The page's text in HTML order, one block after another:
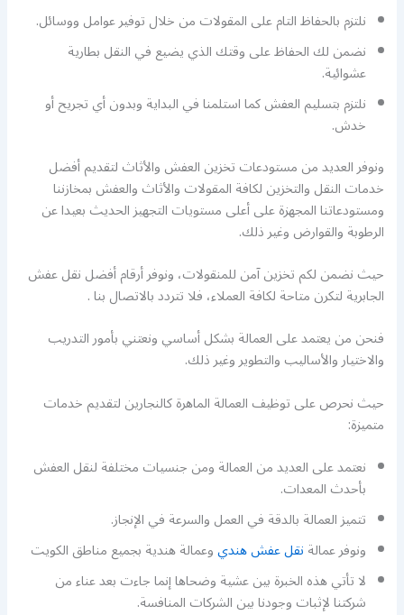
نلتزم بالحفاظ التام على المقولات من خلال توفير عوامل ووسائل.
نضمن لك الحفاظ على وقتك الذي يضيع في النقل بطارية
عشوائية.
نلتزم بتسليم العفش كما استلمنا في البداية وبدون أي تجريح أو
خدش.
ونوفر العديد من مستودعات تخزين العفش والأثاث لتقديم أفضل
خدمات النقل والتخزين لكافة المقولات والأثاث والعفش بمخازننا
ومستودعاتنا المجهزة على أعلى مستويات التجهيز الحديث بعيدا عن
الرطوبة والقوارض وغير ذلك.
حيث نضمن لكم تخزين آمن للمنقولات، ونوفر أرقام أفضل نقل عفش
الجابرية لتكرن متاحة لكافة العملاء، فلا تتردد بالاتصال بنا .
فنحن من يعتمد على العمالة بشكل أساسي ونعتني بأمور التدريب
والاختيار والأساليب والتطوير وغير ذلك.
حيث نحرص على توظيف العمالة الماهرة كالنجارين لتقديم خدمات
متميزة:
نعتمد على العديد من العمالة ومن جنسيات مختلفة لنقل العفش
بأحدث المعدات.
تتميز العمالة بالدقة في العمل والسرعة في الإنجاز.
ونوفر عمالةنقل عفش هنديوعمالة هندية بجميع مناطق الكويت
لا تأتي هذه الخبرة بين عشية وضحاها إنما جاءت بعد عناء من
شركتنا لإثبات وجودنا بين الشركات المنافسة.